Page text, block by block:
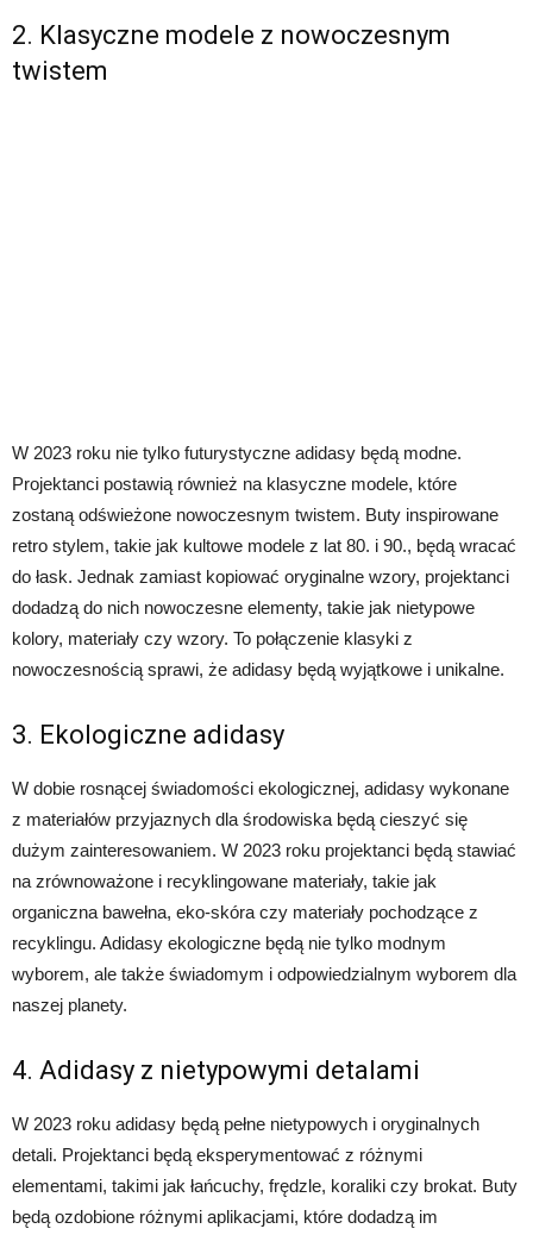
2. Klasyczne modele z nowoczesnym
twistem
W 2023 roku nie tylko futurystyczne adidasy będą modne.
Projektanci postawią również na klasyczne modele, które
zostaną odświeżone nowoczesnym twistem. Buty inspirowane
retro stylem, takie jak kultowe modele z lat 80. i 90., będą wracać
do łask. Jednak zamiast kopiować oryginalne wzory, projektanci
dodadzą do nich nowoczesne elementy, takie jak nietypowe
kolory, materiały czy wzory. To połączenie klasyki z
nowoczesnością sprawi, że adidasy będą wyjątkowe i unikalne.
3. Ekologiczne adidasy
W dobie rosnącej świadomości ekologicznej, adidasy wykonane
z materiałów przyjaznych dla środowiska będą cieszyć się
dużym zainteresowaniem. W 2023 roku projektanci będą stawiać
na zrównoważone i recyklingowane materiały, takie jak
organiczna bawełna, eko-skóra czy materiały pochodzące z
recyklingu. Adidasy ekologiczne będą nie tylko modnym
wyborem, ale także świadomym i odpowiedzialnym wyborem dla
naszej planety.
4. Adidasy z nietypowymi detalami
W 2023 roku adidasy będą pełne nietypowych i oryginalnych
detali. Projektanci będą eksperymentować z różnymi
elementami, takimi jak łańcuchy, frędzle, koraliki czy brokat. Buty
będą ozdobione różnymi aplikacjami, które dodadzą im